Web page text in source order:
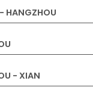
HANGZHOU
- XIAN